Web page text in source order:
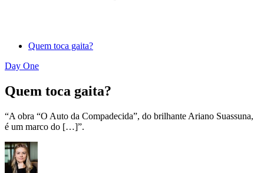
Quem toca gaita?
Day One
Quem toca gaita?
“A obra “O Auto da Compadecida”, do brilhante Ariano Suassuna,
é um marco do […]”.